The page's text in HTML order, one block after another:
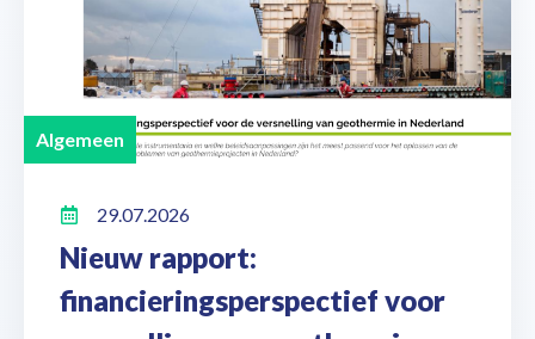
Algemeen
29.07.2026
Nieuw rapport:
financieringsperspectief voor